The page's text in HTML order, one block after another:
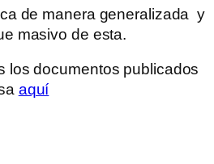
de manera generalizada y
masivo de esta.
los documentos publicados
aquí